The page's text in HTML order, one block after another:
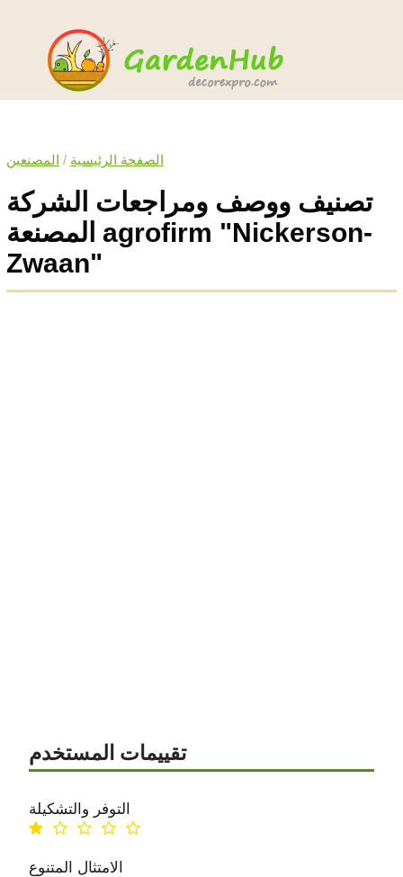
الصفحة الرئيسية / المصنعين
تصنيف ووصف ومراجعات الشركة
المصنعة agrofirm "Nickerson-
Zwaan"
تقييمات المستخدم
التوفر والتشكيلة
الامتثال المتنوع